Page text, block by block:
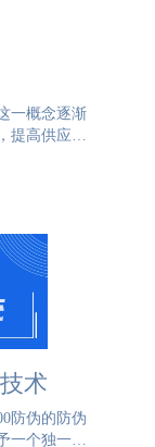
一概念逐渐
提高供应链
采集、生产
术
防伪的防伪
一个独一无